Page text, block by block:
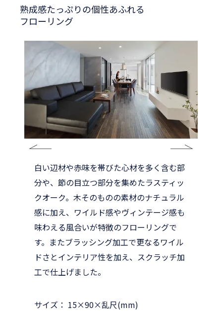
白い辺材や赤味を帯びた心材を多く含む部
分や、節の目立つ部分を集めたラスティッ
クオーク。木そのものの素材のナチュラル
感に加え、ワイルド感やヴィンテージ感も
味わえる風合いが特徴のフローリングで
す。またブラッシング加工で更なるワイル
ドさとインテリア性を加え、スクラッチ加
工で仕上げました。
サイズ： 15×90×乱尺(mm)
熟成感たっぷりの個性あふれる
フローリング